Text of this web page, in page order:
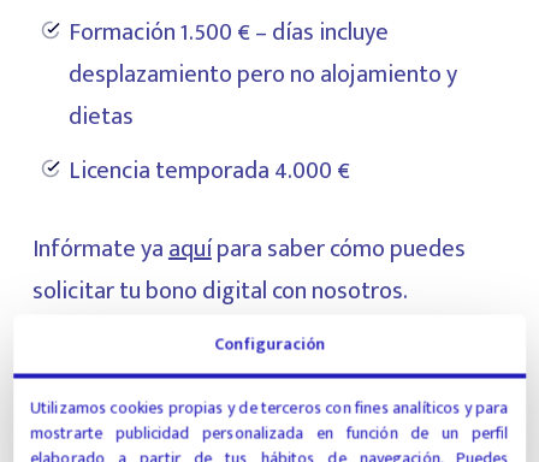
Formación 1.500 € – días incluye
desplazamiento pero no alojamiento y
dietas
Licencia temporada 4.000 €
Infórmate yaaquípara saber cómo puedes
solicitar tu bono digital con nosotros.
Goguest
Configuración
Utilizamos cookies propias y de terceros con fines analíticos y para
mostrarte publicidad personalizada en función de un perfil